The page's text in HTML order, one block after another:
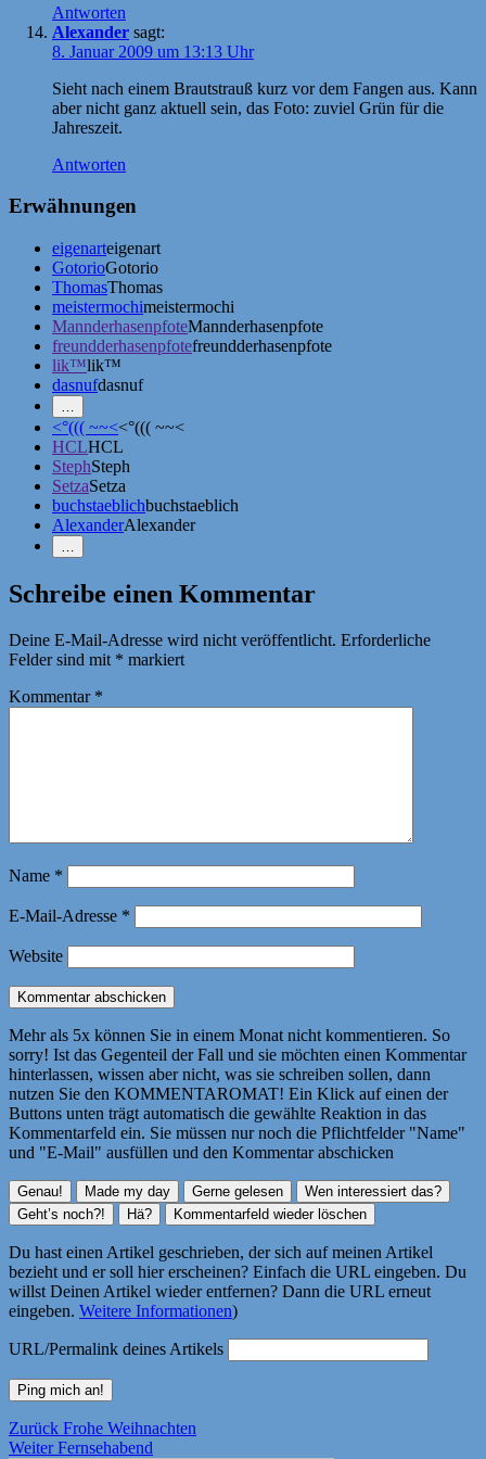
Antworten
Alexander sagt:
8. Januar 2009 um 13:13 Uhr
Sieht nach einem Brautstrauß kurz vor dem Fangen aus. Kann
aber nicht ganz aktuell sein, das Foto: zuviel Grün für die
Jahreszeit.
Antworten
Erwähnungen
eigenarteigenart
GotorioGotorio
ThomasThomas
meistermochimeistermochi
MannderhasenpfoteMannderhasenpfote
freundderhasenpfotefreundderhasenpfote
lik™lik™
dasnufdasnuf
…
Erwähnungen
zeigen
<°((( ~~<<°((( ~~<
HCLHCL
StephSteph
SetzaSetza
buchstaeblichbuchstaeblich
AlexanderAlexander
…
Erwähnungen
Schreibe einen Kommentar
Deine E-Mail-Adresse wird nicht veröffentlicht. Erforderliche
Felder sind mit * markiert
Kommentar *
Name *
E-Mail-Adresse *
Website
Mehr als 5x können Sie in einem Monat nicht kommentieren. So
sorry! Ist das Gegenteil der Fall und sie möchten einen Kommentar
hinterlassen, wissen aber nicht, was sie schreiben sollen, dann
nutzen Sie den KOMMENTAROMAT! Ein Klick auf einen der
Buttons unten trägt automatisch die gewählte Reaktion in das
Kommentarfeld ein. Sie müssen nur noch die Pflichtfelder "Name"
und "E-Mail" ausfüllen und den Kommentar abschicken
Du hast einen Artikel geschrieben, der sich auf meinen Artikel
bezieht und er soll hier erscheinen? Einfach die URL eingeben. Du
willst Deinen Artikel wieder entfernen? Dann die URL erneut
eingeben. Weitere Informationen)
URL/Permalink deines Artikels
Beitragsnavigation
Zurück Vorheriger
Beitrag:
Frohe Weihnachten
Weiter Nächster
Fernsehabend